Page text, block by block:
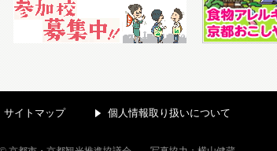
サイトマップ 個人情報取り扱いについて